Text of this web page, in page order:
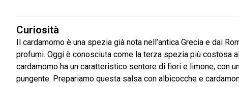
Curiosità
Il cardamomo è una spezia già nota nell’antica Grecia e dai
profumi. Oggi è conosciuta come la terza spezia più costosa
cardamomo ha un caratteristico sentore di fiori e limone, con
pungente. Prepariamo questa salsa con albicocche e